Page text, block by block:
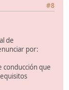
#8
de
por:
conducción que